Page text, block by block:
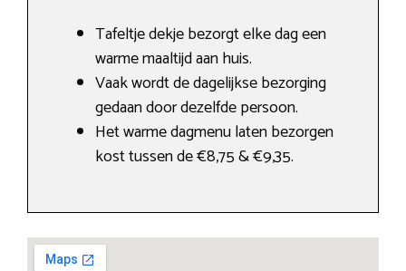
Tafeltje dekje bezorgt elke dag een
warme maaltijd aan huis.
Vaak wordt de dagelijkse bezorging
gedaan door dezelfde persoon.
Het warme dagmenu laten bezorgen
kost tussen de €8,75 & €9,35.